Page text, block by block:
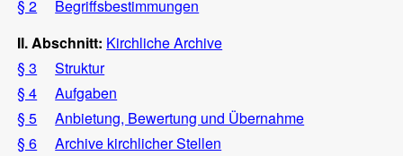
§ 2
Begriffsbestimmungen
II. Abschnitt: Kirchliche Archive
§ 3
Struktur
§ 4
Aufgaben
§ 5
Anbietung, Bewertung und Übernahme
§ 6
Archive kirchlicher Stellen